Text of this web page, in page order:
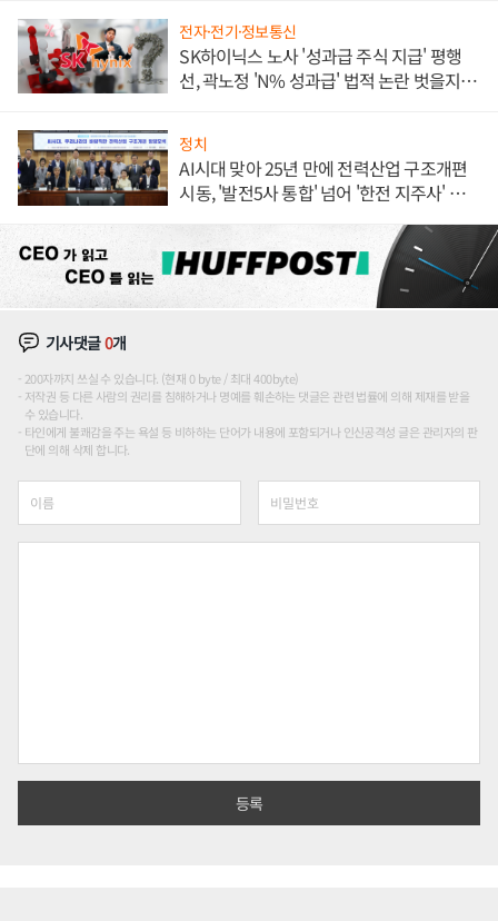
전자·전기·정보통신
SK하이닉스 노사 '성과급 주식 지급' 평행
선, 곽노정 'N% 성과급' 법적 논란 벗을지 주
정치
AI시대 맞아 25년 만에 전력산업 구조개편
시동, '발전5사 통합' 넘어 '한전 지주사' 재편
기사댓글0개
200자까지 쓰실 수 있습니다. (현재 0 byte / 최대 400byte)
저작권 등 다른 사람의 권리를 침해하거나 명예를 훼손하는 댓글은 관련 법률에 의해 제재를 받을
수 있습니다.
타인에게 불쾌감을 주는 욕설 등 비하하는 단어가 내용에 포함되거나 인신공격성 글은 관리자의 판
단에 의해 삭제 합니다.